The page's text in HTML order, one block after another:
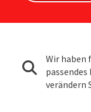
Wir haben
verändern